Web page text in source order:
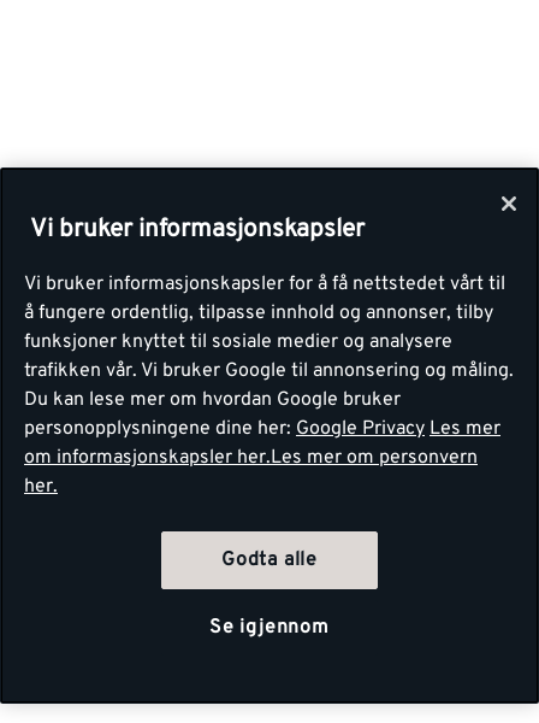
Vi bruker informasjonskapsler
Vi bruker informasjonskapsler for å få nettstedet vårt til
å fungere ordentlig, tilpasse innhold og annonser, tilby
funksjoner knyttet til sosiale medier og analysere
trafikken vår. Vi bruker Google til annonsering og måling.
Du kan lese mer om hvordan Google bruker
personopplysningene dine her: Google Privacy Les mer
om informasjonskapsler her.Les mer om personvern
her.
Godta alle
Se igjennom